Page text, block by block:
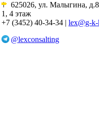
625026, ул. Малыгина,
1, 4 этаж
+7 (3452) 40-34-34 | lex@g-
@lexconsalting